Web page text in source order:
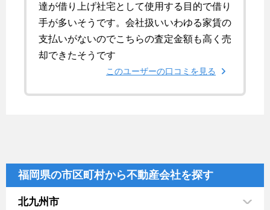
達が借り上げ社宅として使用する目的で借り
手が多いそうです。会社扱いいわゆる家賃の
支払いがないのでこちらの査定金額も高く売
却できたそうです
このユーザーの口コミを見る
福岡県の市区町村から不動産会社を探す
北九州市